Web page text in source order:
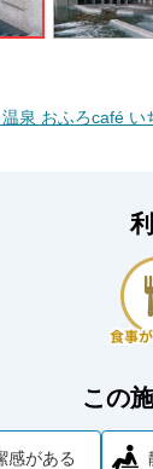
泉 おふろcafé い
この
感がある